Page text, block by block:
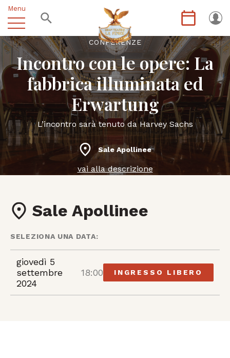
Menu
CONFERENZE
Incontro con le opere: La
fabbrica illuminata ed
Erwartung
L’incontro sarà tenuto da Harvey Sachs
Sale Apollinee
vai alla descrizione
Sale Apollinee
SELEZIONA UNA DATA:
giovedì 5
settembre
2024
18:00 INGRESSO LIBERO